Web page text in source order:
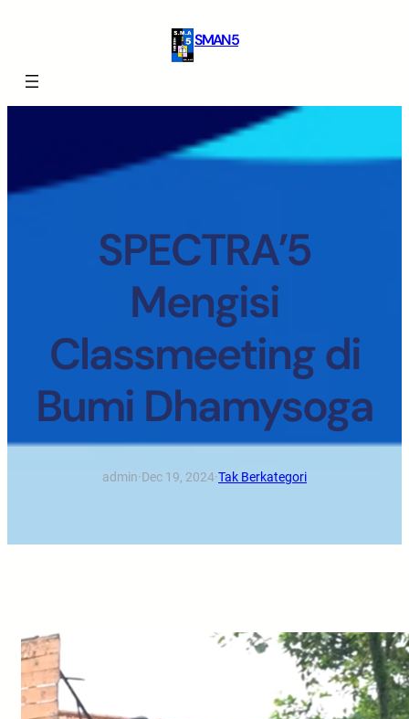
SMAN 5
SPECTRA’5
Mengisi
Classmeeting di
Bumi Dhamysoga
admin·Dec 19, 2024·Tak Berkategori